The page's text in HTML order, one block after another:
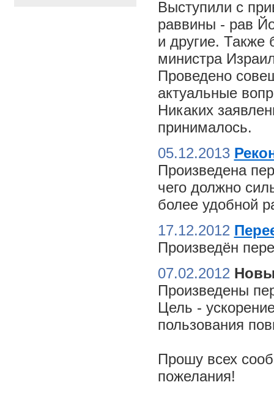
Выступили с
раввины - рав
и другие. Также
министра
Проведено
актуальные
Никаких
принималось.
05.12.2013
Произведена
чего должно
более удобной
17.12.2012
Произведён
07.02.2012
Произведены
Цель -
пользования
Прошу всех
пожелания!